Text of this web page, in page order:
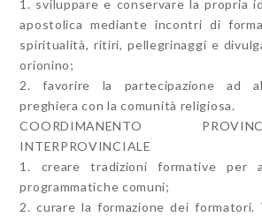
1. sviluppare e conservare la propria
apostolica mediante incontri di
spiritualità, ritiri, pellegrinaggi e
orionino;
2. favorire la partecipazione ad
preghiera con la comunità religiosa.
COORDIMANENTO
INTERPROVINCIALE
1. creare tradizioni formative per
programmatiche comuni;
2. curare la formazione dei